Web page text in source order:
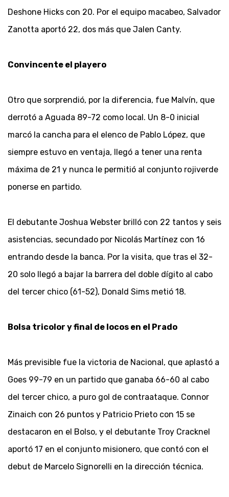
Deshone Hicks con 20. Por el equipo macabeo, Salvador
Zanotta aportó 22, dos más que Jalen Canty.
Convincente el playero
Otro que sorprendió, por la diferencia, fue Malvín, que
derrotó a Aguada 89-72 como local. Un 8-0 inicial
marcó la cancha para el elenco de Pablo López, que
siempre estuvo en ventaja, llegó a tener una renta
máxima de 21 y nunca le permitió al conjunto rojiverde
ponerse en partido.
El debutante Joshua Webster brilló con 22 tantos y seis
asistencias, secundado por Nicolás Martínez con 16
entrando desde la banca. Por la visita, que tras el 32-
20 solo llegó a bajar la barrera del doble dígito al cabo
del tercer chico (61-52), Donald Sims metió 18.
Bolsa tricolor y final de locos en el Prado
Más previsible fue la victoria de Nacional, que aplastó a
Goes 99-79 en un partido que ganaba 66-60 al cabo
del tercer chico, a puro gol de contraataque. Connor
Zinaich con 26 puntos y Patricio Prieto con 15 se
destacaron en el Bolso, y el debutante Troy Cracknel
aportó 17 en el conjunto misionero, que contó con el
debut de Marcelo Signorelli en la dirección técnica.